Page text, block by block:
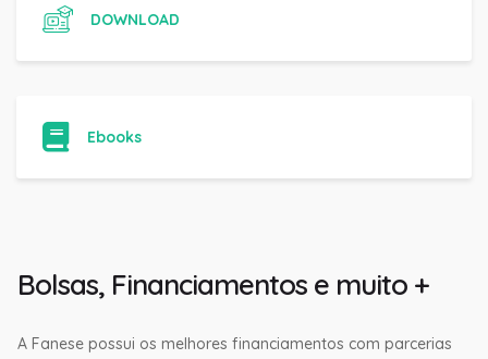
DOWNLOAD
Ebooks
Bolsas, Financiamentos e muito +
A Fanese possui os melhores financiamentos com parcerias